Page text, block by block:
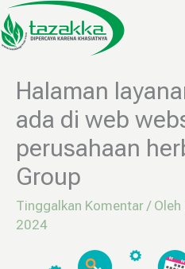
Lewati
ke
konten
Halaman
ada di web
perusahaan
Group
Tinggalkan Komentar / Oleh
2024